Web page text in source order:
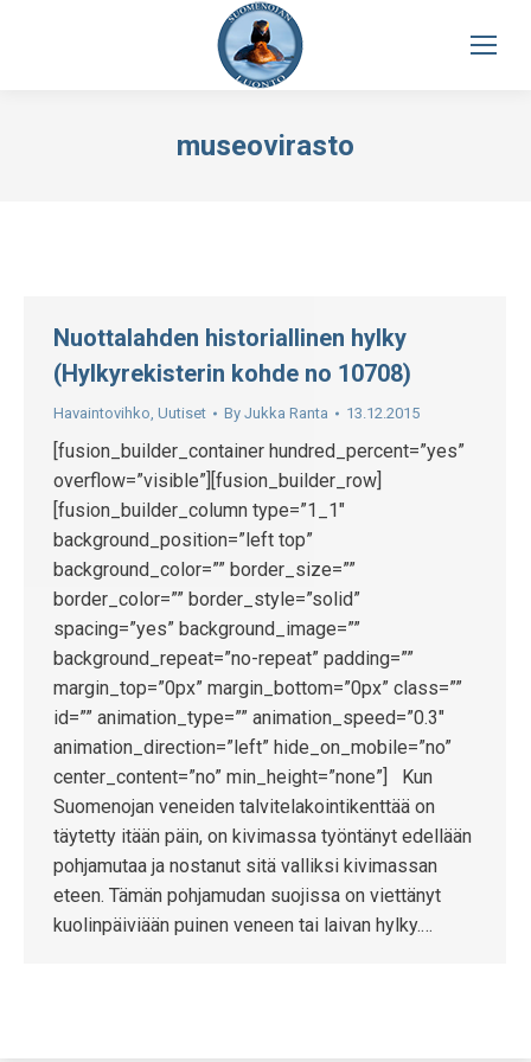
museovirasto
Nuottalahden historiallinen hylky
(Hylkyrekisterin kohde no 10708)
Havaintovihko, Uutiset By Jukka Ranta 13.12.2015
[fusion_builder_container hundred_percent=”yes”
overflow=”visible”][fusion_builder_row]
[fusion_builder_column type=”1_1″
background_position=”left top”
background_color=”” border_size=””
border_color=”” border_style=”solid”
spacing=”yes” background_image=””
background_repeat=”no-repeat” padding=””
margin_top=”0px” margin_bottom=”0px” class=””
id=”” animation_type=”” animation_speed=”0.3″
animation_direction=”left” hide_on_mobile=”no”
center_content=”no” min_height=”none”] Kun
Suomenojan veneiden talvitelakointikenttää on
täytetty itään päin, on kivimassa työntänyt edellään
pohjamutaa ja nostanut sitä valliksi kivimassan
eteen. Tämän pohjamudan suojissa on viettänyt
kuolinpäiviään puinen veneen tai laivan hylky.…